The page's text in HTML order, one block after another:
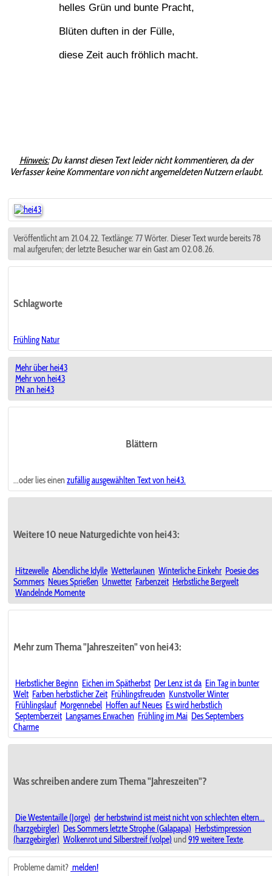
helles Grün und bunte Pracht,
Blüten duften in der Fülle,
diese Zeit auch fröhlich macht.
Hinweis:Du kannst diesen Text leider nicht kommentieren, da der
Verfasser keine Kommentare von nicht angemeldeten Nutzern erlaubt.
Veröffentlicht am 21.04.22. Textlänge: 77 Wörter. Dieser Text wurde bereits 78
mal aufgerufen; der letzte Besucher war ein Gast am 02.08.26.
Schlagworte
Frühling Natur
Mehr über hei43
Mehr von hei43
PN an hei43
Blättern
...oder lies einen zufällig ausgewählten Text von hei43.
Weitere 10 neue Naturgedichte von hei43:
Hitzewelle Abendliche Idylle Wetterlaunen Winterliche Einkehr Poesie des
Sommers Neues Sprießen Unwetter Farbenzeit Herbstliche Bergwelt
Wandelnde Momente
Mehr zum Thema "Jahreszeiten" von hei43:
Herbstlicher Beginn Eichen im Spätherbst Der Lenz ist da Ein Tag in bunter
Welt Farben herbstlicher Zeit Frühlingsfreuden Kunstvoller Winter
Frühlingslauf Morgennebel Hoffen auf Neues Es wird herbstlich
Septemberzeit Langsames Erwachen Frühling im Mai Des Septembers
Charme
Was schreiben andere zum Thema "Jahreszeiten"?
Die Westentaille (Jorge) der herbstwind ist meist nicht von schlechten eltern...
(harzgebirgler) Des Sommers letzte Strophe (Galapapa) Herbstimpression
(harzgebirgler) Wolkenrot und Silberstreif (volpe) und 919 weitere Texte.
Probleme damit? melden!